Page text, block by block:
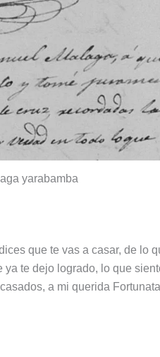
yarabamba
que te vas a casar, de lo
te dejo logrado, lo que
a mi querida